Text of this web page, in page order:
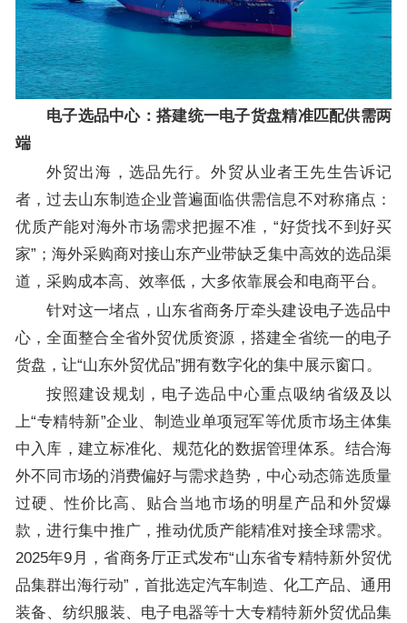
电子选品中心：搭建统一电子货盘精准匹配供需两
端
外贸出海，选品先行。外贸从业者王先生告诉记
者，过去山东制造企业普遍面临供需信息不对称痛点：
优质产能对海外市场需求把握不准，“好货找不到好买
家”；海外采购商对接山东产业带缺乏集中高效的选品渠
道，采购成本高、效率低，大多依靠展会和电商平台。
针对这一堵点，山东省商务厅牵头建设电子选品中
心，全面整合全省外贸优质资源，搭建全省统一的电子
货盘，让“山东外贸优品”拥有数字化的集中展示窗口。
按照建设规划，电子选品中心重点吸纳省级及以
上“专精特新”企业、制造业单项冠军等优质市场主体集
中入库，建立标准化、规范化的数据管理体系。结合海
外不同市场的消费偏好与需求趋势，中心动态筛选质量
过硬、性价比高、贴合当地市场的明星产品和外贸爆
款，进行集中推广，推动优质产能精准对接全球需求。
2025年9月，省商务厅正式发布“山东省专精特新外贸优
品集群出海行动”，首批选定汽车制造、化工产品、通用
装备、纺织服装、电子电器等十大专精特新外贸优品集